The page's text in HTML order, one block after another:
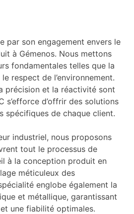
par son engagement envers le
à Gémenos. Nous mettons
fondamentales telles que la
respect de l’environnement.
précision et la réactivité sont
s’efforce d’offrir des solutions
spécifiques de chaque client.
industriel, nous proposons
tout le processus de
à la conception produit en
méticuleux des
englobe également la
et métallique, garantissant
une fiabilité optimales.